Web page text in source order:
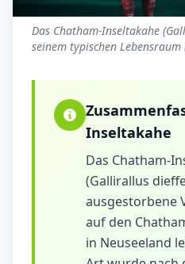
Das Chatham-Inseltakahe
seinem typischen
Inseltakahe
Das Chatham-
(Gallirallus
ausgestorbene
auf den
in Neuseeland